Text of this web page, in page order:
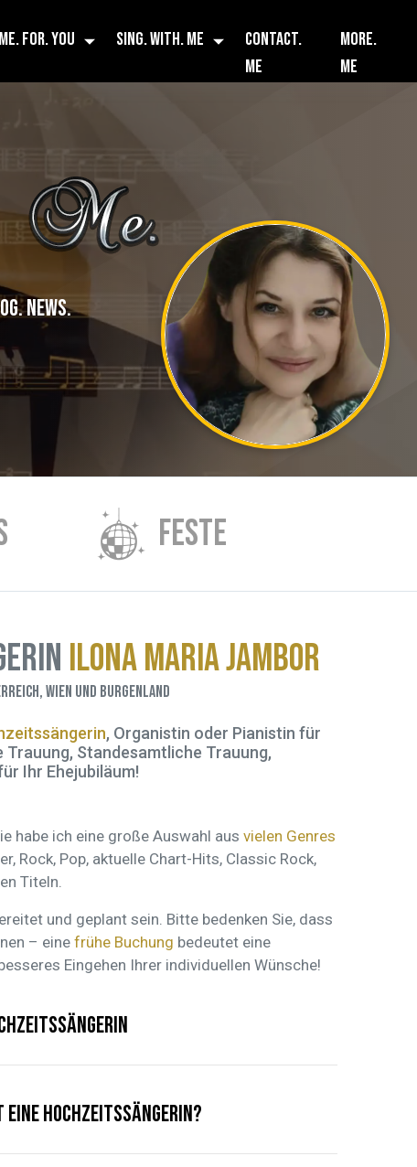
ME. FOR. YOU SING. WITH. ME
CONTACT.
ME
MORE.
ME
NEWS.
FESTE
Ilona Maria Jambor
Wien und Burgenland
, Organistin oder Pianistin für
Standesamtliche Trauung,
Ihr Ehejubiläum!
habe ich eine große Auswahl aus vielen Genres
Rock, Pop, aktuelle Chart-Hits, Classic Rock,
Titeln.
und geplant sein. Bitte bedenken Sie, dass
– einefrühe Buchung bedeutet eine
Eingehen Ihrer individuellen Wünsche!
Hochzeitssängerin?